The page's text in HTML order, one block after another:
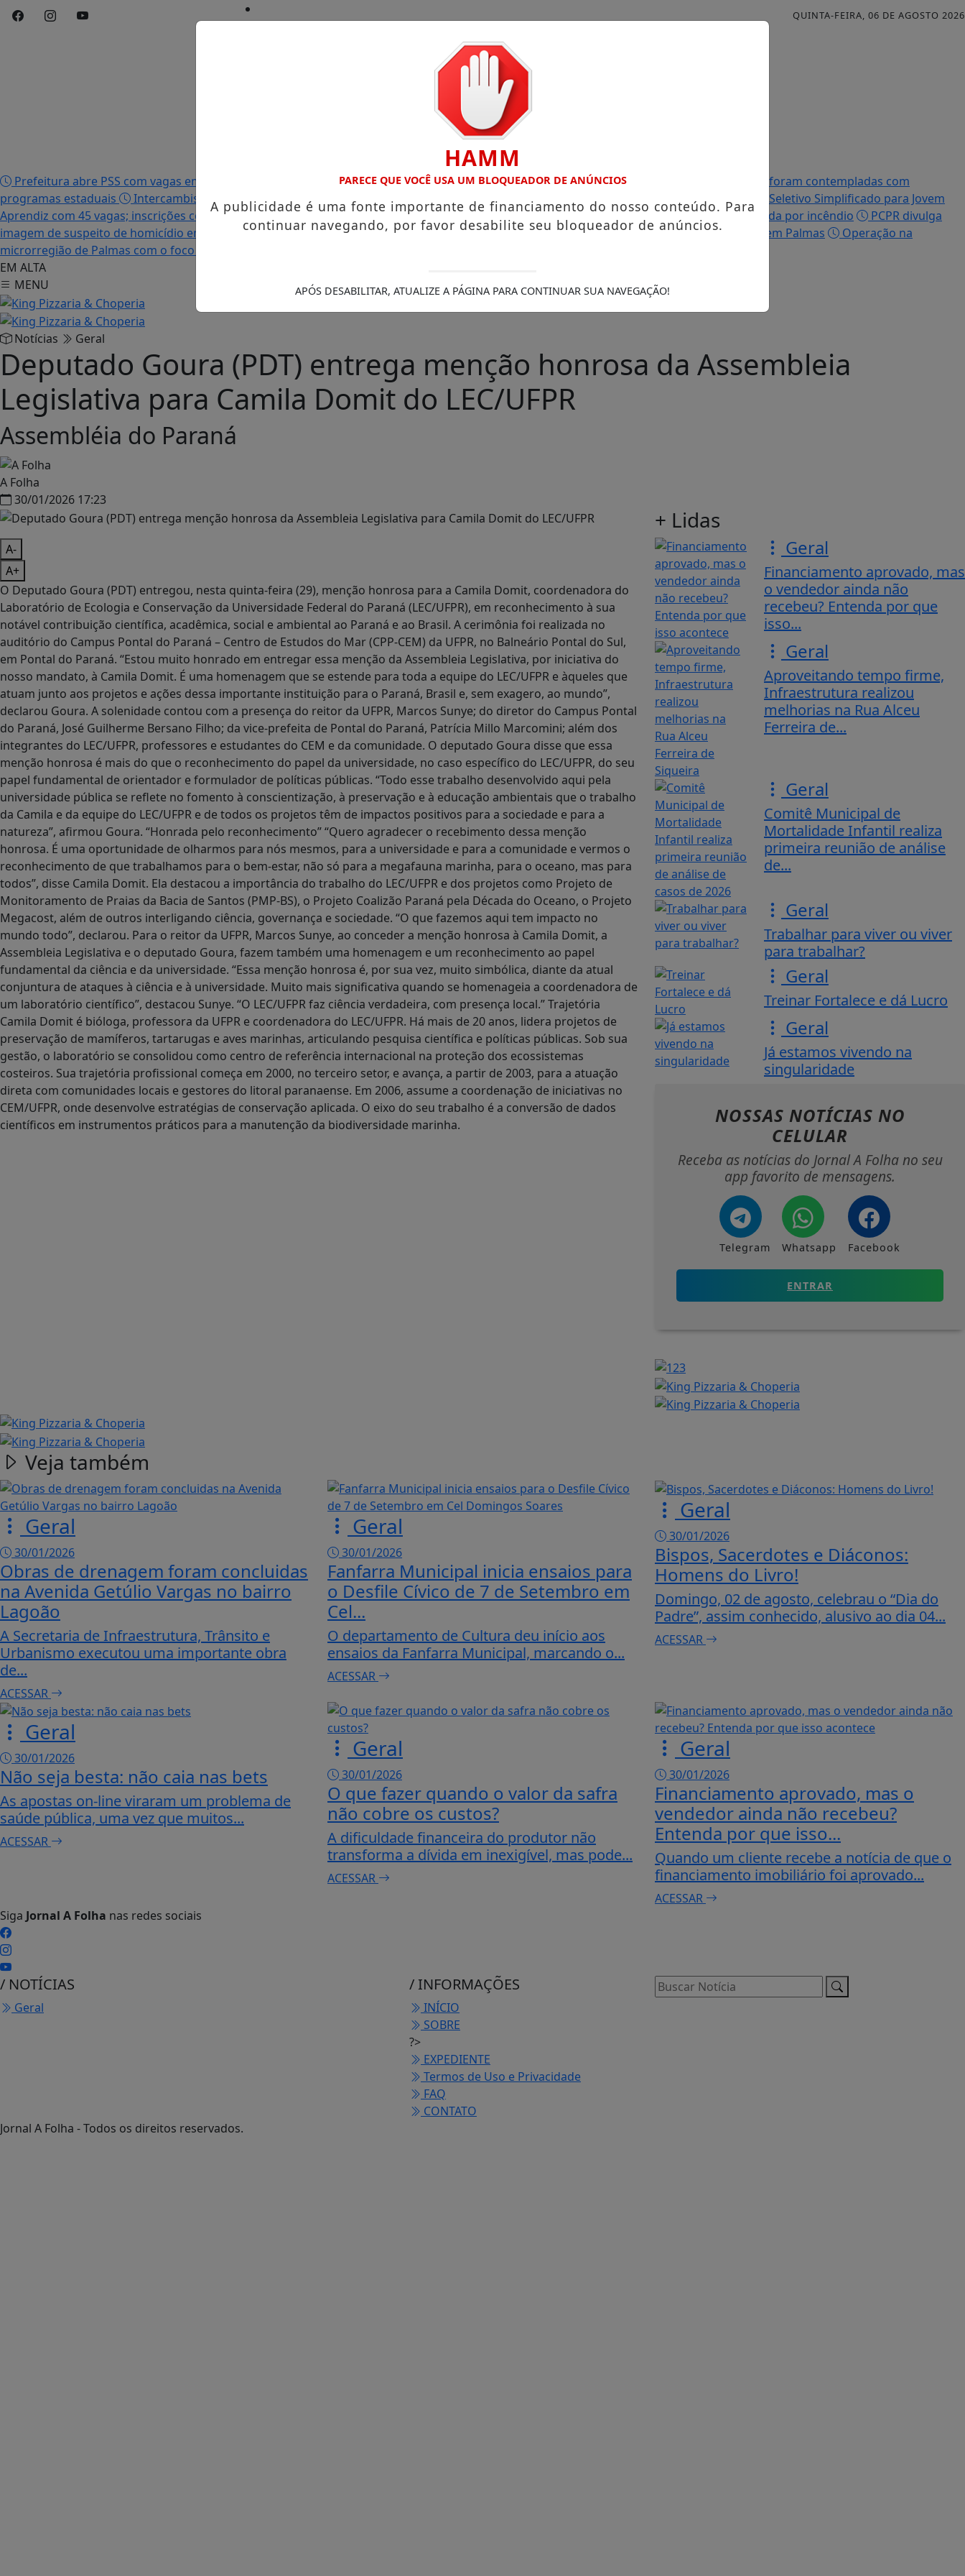
QUINTA-FEIRA, 06 DE AGOSTO 2026
Início/
Prefeitura abre PSS com vagas em seis funções e salários que chegam a R$ 3,8 mil
Igreja do Divino Espírito Santo
Famílias palmenses foram contempladas com
programas estaduais
Intercambista palmense comenta sobre sua viagem ao Canadá e destaca o aprendizado
Prefeitura abre Processo Seletivo Simplificado para Jovem
Aprendiz com 45 vagas; inscrições começam nesta terça-feira (21)
“Acabou com os sonhos”, diz irmão da moradora que teve a casa destruída por incêndio
PCPR divulga
imagem de suspeito de homicídio em Palmas
Após descumprimento de medida protetiva e tentativa de feminicídio, PCPR prende homem em Palmas
Operação na
microrregião de Palmas com o foco no tráfico de drogas
EM ALTA
MENU
Notícias Geral
Deputado Goura (PDT) entrega menção honrosa da Assembleia
Legislativa para Camila Domit do LEC/UFPR
Assembléia do Paraná
A Folha
30/01/2026 17:23
A-
A+
O Deputado Goura (PDT) entregou, nesta quinta-feira (29), menção honrosa para a Camila Domit, coordenadora do
Laboratório de Ecologia e Conservação da Universidade Federal do Paraná (LEC/UFPR), em reconhecimento à sua
notável contribuição científica, acadêmica, social e ambiental ao Paraná e ao Brasil. A cerimônia foi realizada no
auditório do Campus Pontal do Paraná – Centro de Estudos do Mar (CPP-CEM) da UFPR, no Balneário Pontal do Sul,
em Pontal do Paraná. “Estou muito honrado em entregar essa menção da Assembleia Legislativa, por iniciativa do
nosso mandato, à Camila Domit. É uma homenagem que se estende para toda a equipe do LEC/UFPR e àqueles que
atuam junto aos projetos e ações dessa importante instituição para o Paraná, Brasil e, sem exagero, ao mundo”,
declarou Goura. A solenidade contou com a presença do reitor da UFPR, Marcos Sunye; do diretor do Campus Pontal
do Paraná, José Guilherme Bersano Filho; da vice-prefeita de Pontal do Paraná, Patrícia Millo Marcomini; além dos
integrantes do LEC/UFPR, professores e estudantes do CEM e da comunidade. O deputado Goura disse que essa
menção honrosa é mais do que o reconhecimento do papel da universidade, no caso específico do LEC/UFPR, do seu
papel fundamental de orientador e formulador de políticas públicas. “Todo esse trabalho desenvolvido aqui pela
universidade pública se reflete no fomento à conscientização, à preservação e à educação ambientais que o trabalho
da Camila e da equipe do LEC/UFPR e de todos os projetos têm de impactos positivos para a sociedade e para a
natureza”, afirmou Goura. “Honrada pelo reconhecimento” “Quero agradecer o recebimento dessa menção
honrosa. É uma oportunidade de olharmos para nós mesmos, para a universidade e para a comunidade e vermos o
reconhecimento de que trabalhamos para o bem-estar, não só para a megafauna marinha, para o oceano, mas para
todos”, disse Camila Domit. Ela destacou a importância do trabalho do LEC/UFPR e dos projetos como Projeto de
Monitoramento de Praias da Bacia de Santos (PMP-BS), o Projeto Coalizão Paraná pela Década do Oceano, o Projeto
Megacost, além de outros interligando ciência, governança e sociedade. “O que fazemos aqui tem impacto no
mundo todo”, declarou. Para o reitor da UFPR, Marcos Sunye, ao conceder a menção honrosa à Camila Domit, a
Assembleia Legislativa e o deputado Goura, fazem também uma homenagem e um reconhecimento ao papel
fundamental da ciência e da universidade. “Essa menção honrosa é, por sua vez, muito simbólica, diante da atual
conjuntura de ataques à ciência e à universidade. Muito mais significativa quando se homenageia a coordenadora de
um laboratório científico”, destacou Sunye. “O LEC/UFPR faz ciência verdadeira, com presença local.” Trajetória
Camila Domit é bióloga, professora da UFPR e coordenadora do LEC/UFPR. Há mais de 20 anos, lidera projetos de
preservação de mamíferos, tartarugas e aves marinhas, articulando pesquisa científica e políticas públicas. Sob sua
gestão, o laboratório se consolidou como centro de referência internacional na proteção dos ecossistemas
costeiros. Sua trajetória profissional começa em 2000, no terceiro setor, e avança, a partir de 2003, para a atuação
direta com comunidades locais e gestores do litoral paranaense. Em 2006, assume a coordenação de iniciativas no
CEM/UFPR, onde desenvolve estratégias de conservação aplicada. O eixo do seu trabalho é a conversão de dados
científicos em instrumentos práticos para a manutenção da biodiversidade marinha.
+ Lidas
Geral
Financiamento aprovado, mas
o vendedor ainda não
recebeu? Entenda por que
isso...
Geral
Aproveitando tempo firme,
Infraestrutura realizou
melhorias na Rua Alceu
Ferreira de...
Geral
Comitê Municipal de
Mortalidade Infantil realiza
primeira reunião de análise
de...
Geral
Trabalhar para viver ou viver
para trabalhar?
Geral
Treinar Fortalece e dá Lucro
Geral
Já estamos vivendo na
singularidade
NOSSAS NOTÍCIAS NO
CELULAR
Receba as notícias do Jornal A Folha no seu
app favorito de mensagens.
Telegram Whatsapp Facebook
ENTRAR
Veja também
Geral
30/01/2026
Obras de drenagem foram concluidas
na Avenida Getúlio Vargas no bairro
Lagoão
A Secretaria de Infraestrutura, Trânsito e
Urbanismo executou uma importante obra
de...
ACESSAR
Geral
30/01/2026
Fanfarra Municipal inicia ensaios para
o Desfile Cívico de 7 de Setembro em
Cel...
O departamento de Cultura deu início aos
ensaios da Fanfarra Municipal, marcando o...
ACESSAR
Geral
30/01/2026
Bispos, Sacerdotes e Diáconos:
Homens do Livro!
Domingo, 02 de agosto, celebrau o “Dia do
Padre”, assim conhecido, alusivo ao dia 04...
ACESSAR
Geral
30/01/2026
Não seja besta: não caia nas bets
As apostas on-line viraram um problema de
saúde pública, uma vez que muitos...
ACESSAR
Geral
30/01/2026
O que fazer quando o valor da safra
não cobre os custos?
A dificuldade financeira do produtor não
transforma a dívida em inexigível, mas pode...
ACESSAR
Geral
30/01/2026
Financiamento aprovado, mas o
vendedor ainda não recebeu?
Entenda por que isso...
Quando um cliente recebe a notícia de que o
financiamento imobiliário foi aprovado...
ACESSAR
Siga Jornal A Folha nas redes sociais
/ NOTÍCIAS
Geral
/ INFORMAÇÕES
INÍCIO
SOBRE
?>
EXPEDIENTE
Termos de Uso e Privacidade
FAQ
CONTATO
Jornal A Folha - Todos os direitos reservados.
HAMM
PARECE QUE VOCÊ USA UM BLOQUEADOR DE ANÚNCIOS
A publicidade é uma fonte importante de financiamento do nosso conteúdo. Para
continuar navegando, por favor desabilite seu bloqueador de anúncios.
APÓS DESABILITAR, ATUALIZE A PÁGINA PARA CONTINUAR SUA NAVEGAÇÃO!